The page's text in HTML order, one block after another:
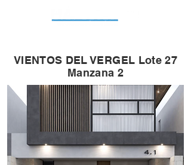
VIENTOS DEL VERGEL Lote 27
Manzana 2